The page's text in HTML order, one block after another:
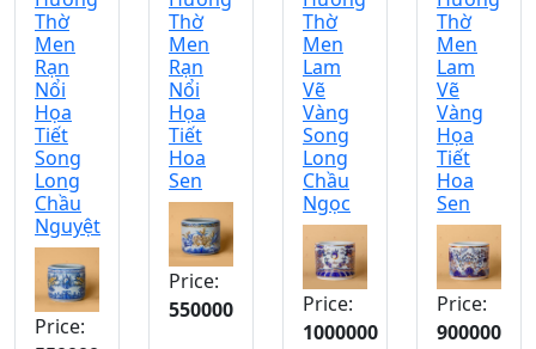
Thờ
Men
Rạn
Nổi
Họa
Tiết
Song
Long
Chầu
Nguyệt
Price:
Thờ
Men
Rạn
Nổi
Họa
Tiết
Hoa
Sen
Price:
550000
Thờ
Men
Lam
Vẽ
Vàng
Song
Long
Chầu
Ngọc
Price:
1000000
Thờ
Men
Lam
Vẽ
Vàng
Họa
Tiết
Hoa
Sen
Price:
900000